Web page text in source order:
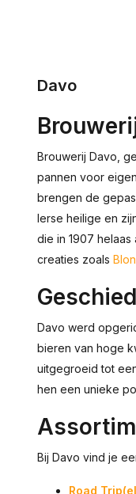
Davo
Brouwerij Davo,
pannen voor
brengen de
Ierse heilige en
die in 1907
creaties zoals
Davo werd
bieren van hoge
uitgegroeid tot
hen een unieke
Bij Davo vind je
Road